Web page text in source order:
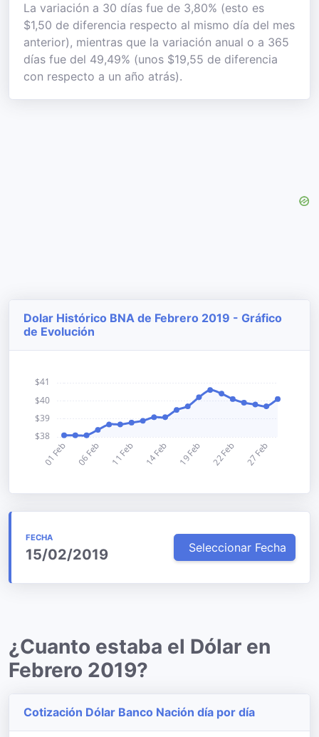
La variación a 30 días fue de 3,80% (esto es
$1,50 de diferencia respecto al mismo día del mes
anterior), mientras que la variación anual o a 365
días fue del 49,49% (unos $19,55 de diferencia
con respecto a un año atrás).
Dolar Histórico BNA de Febrero 2019 - Gráfico
de Evolución
FECHA
15/02/2019 Seleccionar Fecha
¿Cuanto estaba el Dólar en
Febrero 2019?
Cotización Dólar Banco Nación día por día